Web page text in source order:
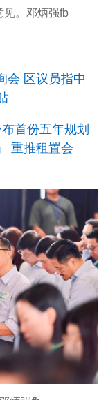
见。邓炳强fb
会 区议员指中
首份五年规划
重推租置会